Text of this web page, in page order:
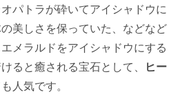
パトラが砕いてアイシャドウに
美しさを保っていた、などなど
メラルドをアイシャドウにする
ると癒される宝石として、
ヒー
人気です。